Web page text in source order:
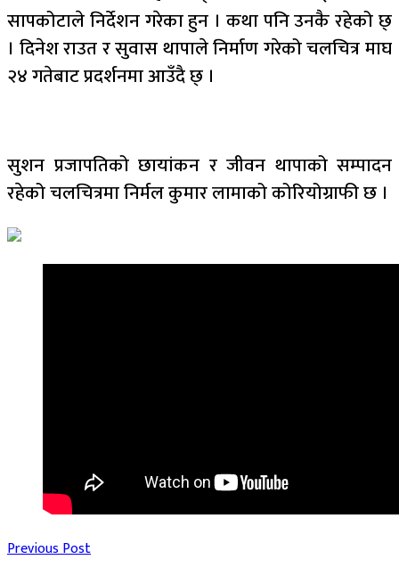
सापकोटाले निर्देशन गरेका हुन । कथा पनि उनकै रहेको छ्
। दिनेश राउत र सुवास थापाले निर्माण गरेको चलचित्र माघ
२४ गतेबाट प्रदर्शनमा आउँदै छ् ।
सुशन प्रजापतिको छायांकन र जीवन थापाको सम्पादन
रहेको चलचित्रमा निर्मल कुमार लामाको कोरियोग्राफी छ ।
Previous Post